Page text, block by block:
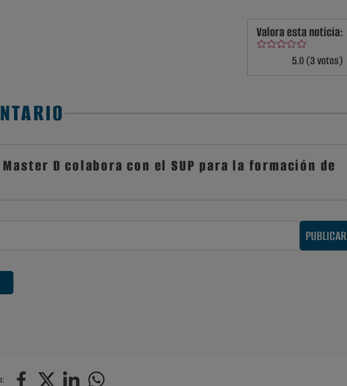
Valora esta noticia:
5.0 (3 votos)
Master D colabora con el SUP para la formación de
PUBLICAR